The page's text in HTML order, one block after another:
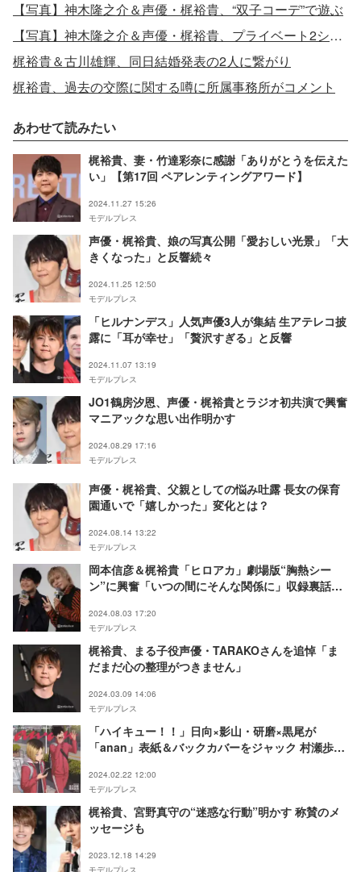
【写真】神木隆之介＆声優・梶裕貴、“双子コーデ”で遊ぶ
【写真】神木隆之介＆声優・梶裕貴、プライベート2ショットが話題
梶裕貴＆古川雄輝、同日結婚発表の2人に繋がり
梶裕貴、過去の交際に関する噂に所属事務所がコメント
あわせて読みたい
梶裕貴、妻・竹達彩奈に感謝「ありがとうを伝えた
い」【第17回 ペアレンティングアワード】
2024.11.27 15:26
モデルプレス
声優・梶裕貴、娘の写真公開「愛おしい光景」「大
きくなった」と反響続々
2024.11.25 12:50
モデルプレス
「ヒルナンデス」人気声優3人が集結 生アテレコ披
露に「耳が幸せ」「贅沢すぎる」と反響
2024.11.07 13:19
モデルプレス
JO1鶴房汐恩、声優・梶裕貴とラジオ初共演で興奮
マニアックな思い出作明かす
2024.08.29 17:16
モデルプレス
声優・梶裕貴、父親としての悩み吐露 長女の保育
園通いで「嬉しかった」変化とは？
2024.08.14 13:22
モデルプレス
岡本信彦＆梶裕貴「ヒロアカ」劇場版“胸熱シー
ン”に興奮「いつの間にそんな関係に」収録裏話も
アネクスト】
2024.08.03 17:20
モデルプレス
梶裕貴、まる子役声優・TARAKOさんを追悼「ま
だまだ心の整理がつきません」
2024.03.09 14:06
モデルプレス
「ハイキュー！！」日向×影山・研磨×黒尾が
「anan」表紙＆バックカバーをジャック 村瀬歩＆
2024.02.22 12:00
モデルプレス
梶裕貴、宮野真守の“迷惑な行動”明かす 称賛のメ
ッセージも
2023.12.18 14:29
モデルプレス